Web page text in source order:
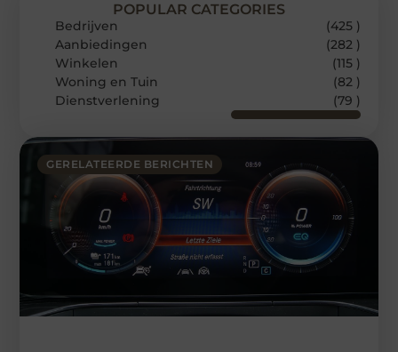
GERELATEERDE BERICHTEN
POPULAR CATEGORIES
Bedrijven
(425 )
Aanbiedingen
(282 )
Winkelen
(115 )
Woning en Tuin
(82 )
Dienstverlening
(79 )